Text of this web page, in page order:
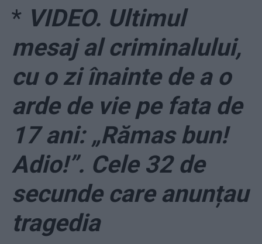
* VIDEO. Ultimul
mesaj al criminalului,
cu o zi înainte de a o
arde de vie pe fata de
17 ani: „Rămas bun!
Adio!”. Cele 32 de
secunde care anunțau
tragedia